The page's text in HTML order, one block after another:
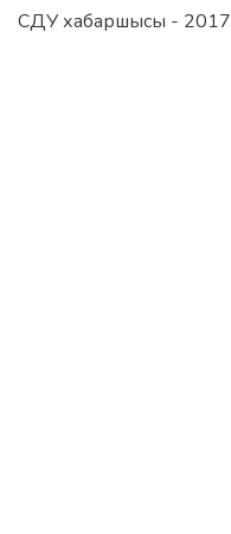
СДУ хабаршысы - 2017